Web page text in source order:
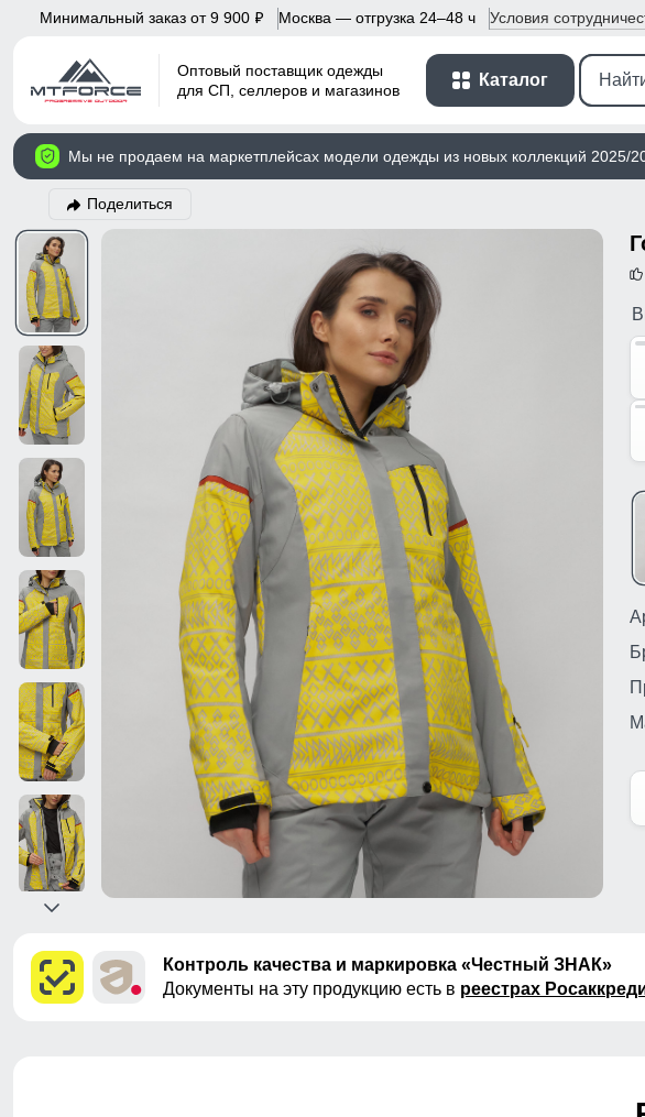
Минимальный заказ от 9 900 p Москва — отгрузка 24–48 ч Условия
Оптовый поставщик одежды
для СП, селлеров и магазинов
Каталог
Мы не продаем на маркетплейсах модели одежды из новых коллекций 2025/
Поделиться
Контроль качества и маркировка «Честный ЗНАК»
Документы на эту продукцию есть в реестрах